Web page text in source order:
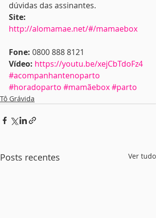
dúvidas das assinantes.
Site:
http://alomamae.net/#/mamaebox
Fone: 0800 888 8121
Vídeo: https://youtu.be/xejCbTdoFz4
#acompanhantenoparto
#horadoparto #mamãebox#parto
Tô Grávida
Posts recentes Ver tudo